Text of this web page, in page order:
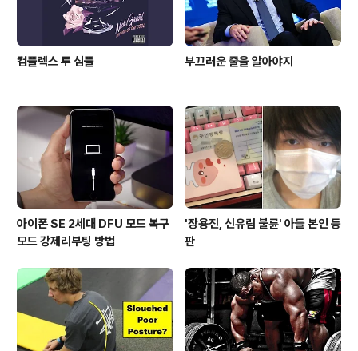
컴플렉스 투 심플 부끄러운 줄을 알아야지
아이폰 SE 2세대 DFU 모드 복구
모드 강제리부팅 방법
'장용진, 신유림 불륜' 아들 본인 등
판